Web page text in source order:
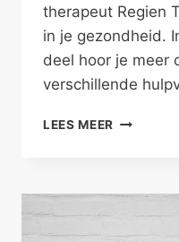
therapeut Regien
in je gezondheid.
deel hoor je meer
verschillende
LEES MEER
II